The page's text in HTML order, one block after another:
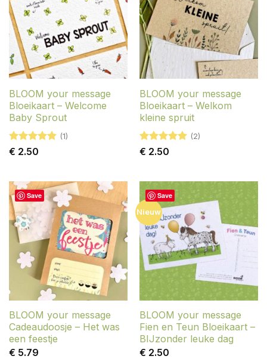
BLOOM your message
Bloeikaart – Welcome
Baby Sprout
Gewaardeerd
(1)
€ 2.50
BLOOM your message
Bloeikaart – Welkom
kleine spruit
Gewaardeerd
(2)
€ 2.50
Save
BLOOM your message
Cadeaudoosje – Het was
een feestje
€ 5.79
Save
Nieuw
BLOOM your message
Fien en Teun Bloeikaart –
BIJzonder leuke dag
€ 2.50